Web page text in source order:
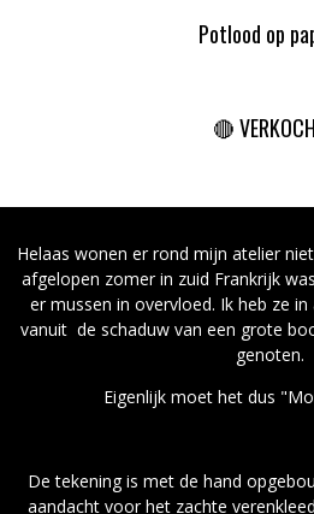
Potlood op
🔴
Helaas wonen er rond mijn atelier
afgelopen zomer in zuid Frankrijk
er mussen in overvloed. Ik heb ze
vanuit de schaduw van een grote
genoten.
Eigenlijk moet het dus
De tekening is met de hand
aandacht voor het zachte